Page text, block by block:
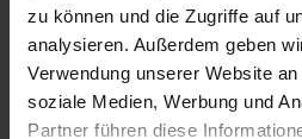
zu können und die Zugriffe auf
analysieren. Außerdem geben
Verwendung unserer Website
soziale Medien, Werbung und
Partner führen diese